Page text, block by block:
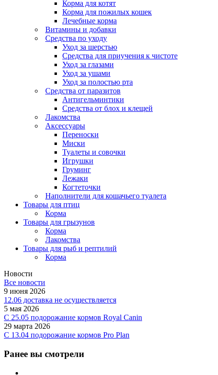
Корма для котят
Корма для пожилых кошек
Лечебные корма
Витамины и добавки
Средства по уходу
Уход за шерстью
Средства для приучения к чистоте
Уход за глазами
Уход за ушами
Уход за полостью рта
Средства от паразитов
Антигельминтики
Средства от блох и клещей
Лакомства
Аксессуары
Переноски
Миски
Туалеты и совочки
Игрушки
Груминг
Лежаки
Когтеточки
Наполнители для кошачьего туалета
Товары для птиц
Корма
Товары для грызунов
Корма
Лакомства
Товары для рыб и рептилий
Корма
Новости
Все новости
9 июня 2026
12.06 доставка не осуществляется
5 мая 2026
C 25.05 подорожание кормов Royal Canin
29 марта 2026
С 13.04 подорожание кормов Pro Plan
Ранее вы смотрели